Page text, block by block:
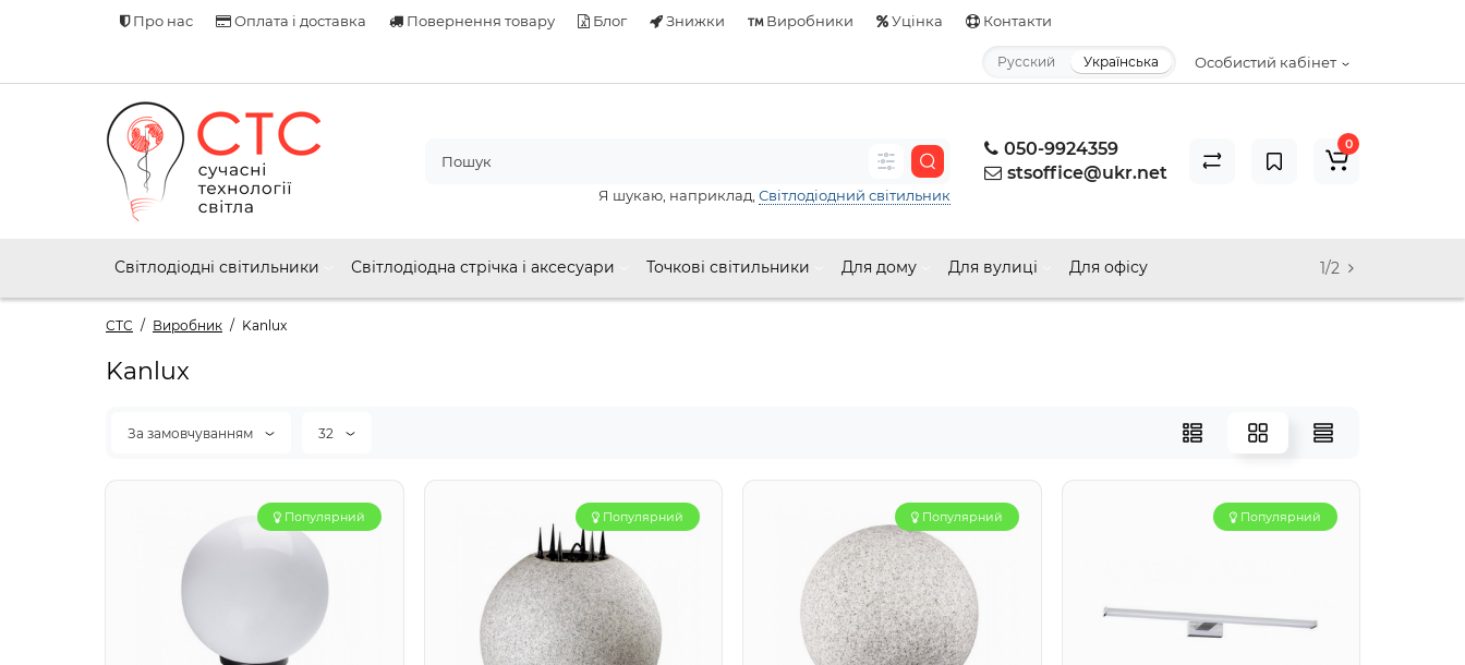
Про нас Оплата і доставка Повернення товару Блог Знижки Виробники Уцінка Контакти
Особистий кабінет
Русский Українська
050-9924359
stsoffice@ukr.net
Я шукаю, наприклад, Світлодіодний світильник
0
Світлодіодні світильники Світлодіодна стрічка і аксесуари Точкові світильники Для дому Для вулиці Для офісу 1/2
СТС Виробник Kanlux
Kanlux
За замовчуванням 32
Популярний Популярний Популярний Популярний